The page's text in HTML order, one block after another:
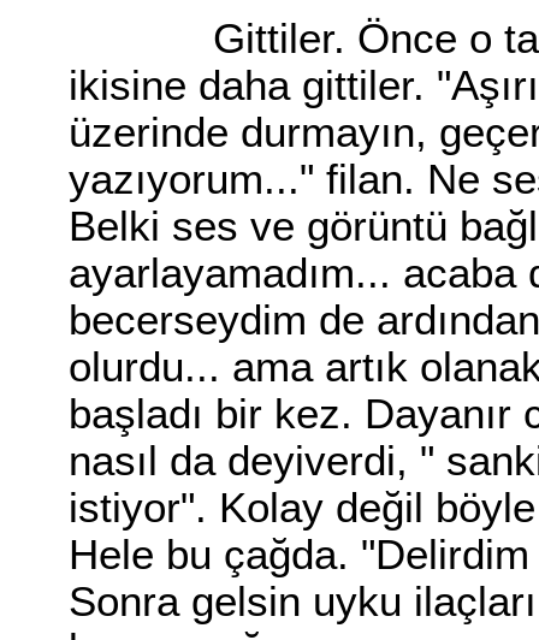
Gittiler. Önce o
ikisine daha gittiler.
üzerinde durmayın,
yazıyorum..." filan. Ne
Belki ses ve görüntü
ayarlayamadım...
becerseydim de
olurdu... ama artık
başladı bir kez.
nasıl da deyiverdi, "
istiyor". Kolay değil
Hele bu çağda.
Sonra gelsin uyku